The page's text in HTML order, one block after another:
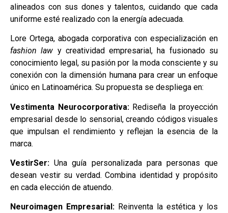
alineados con sus dones y talentos, cuidando que cada
uniforme esté realizado con la energía adecuada.
Lore Ortega, abogada corporativa con especialización en
fashion law y creatividad empresarial, ha fusionado su
conocimiento legal, su pasión por la moda consciente y su
conexión con la dimensión humana para crear un enfoque
único en Latinoamérica. Su propuesta se despliega en:
Vestimenta Neurocorporativa:Rediseña la proyección
empresarial desde lo sensorial, creando códigos visuales
que impulsan el rendimiento y reflejan la esencia de la
marca.
VestirSer: Una guía personalizada para personas que
desean vestir su verdad. Combina identidad y propósito
en cada elección de atuendo.
Neuroimagen Empresarial: Reinventa la estética y los